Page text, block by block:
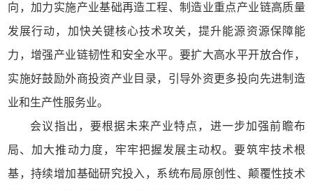
向，加力实施产业基础再造工程、制造业重点产业链高质量
发展行动，加快关键核心技术攻关，提升能源资源保障能
力，增强产业链韧性和安全水平。要扩大高水平开放合作，
实施好鼓励外商投资产业目录，引导外资更多投向先进制造
业和生产性服务业。
会议指出，要根据未来产业特点，进一步加强前瞻布
局、加大推动力度，牢牢把握发展主动权。要筑牢技术根
基，持续增加基础研究投入，系统布局原创性、颠覆性技术